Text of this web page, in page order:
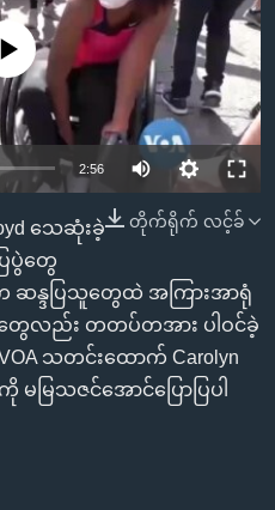
currently available
2:56
တိုက်ရိုက် လင့်ခ်
သေဆုံးခဲ့
ပွဲတွေ
ဆန္ဒပြသူတွေထဲ အကြားအာရုံ
ေလည်း တတပ်တအား ပါဝင်ခဲ့
သတင်းထောက် Carolyn
မြသဇင်အောင်ပြောပြပါ